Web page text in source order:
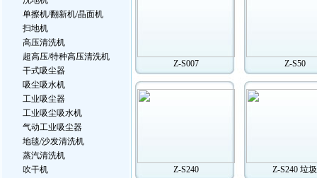
单擦机/翻新机/晶面机
扫地机
高压清洗机
超高压/特种高压清洗机
干式吸尘器
吸尘吸水机
工业吸尘器
工业吸尘吸水机
气动工业吸尘器
地毯/沙发清洗机
蒸汽清洗机
吹干机
Z-S007 Z-S50
Z-S240 Z-S240 垃圾